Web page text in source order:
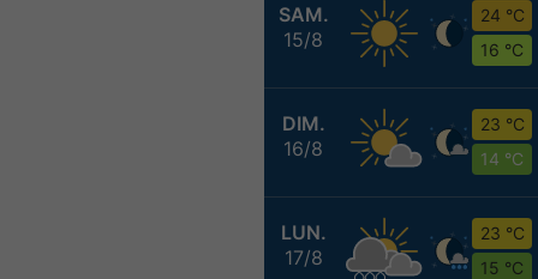
SAM.
15/8
24 °C
16 °C
DIM.
16/8
23 °C
14 °C
LUN.
17/8
23 °C
15 °C